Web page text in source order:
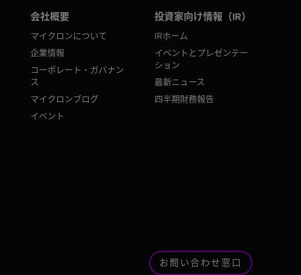
会社概要
マイクロンについて
企業情報
コーポレート・ガバナン
ス
マイクロンブログ
イベント
投資家向け情報（IR）
IRホーム
イベントとプレゼンテー
ション
最新ニュース
四半期財務報告
お問い合わせ窓口